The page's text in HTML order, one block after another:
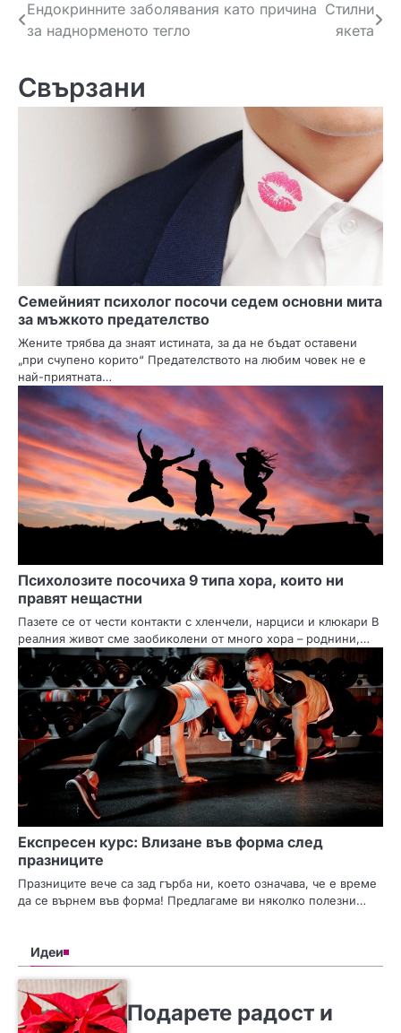
Навигация
Ендокринните заболявания като причина
за наднорменото тегло
Стилни
якета
Свързани
Семейният психолог посочи седем основни мита
за мъжкото предателство
Жените трябва да знаят истината, за да не бъдат оставени
„при счупено корито“ Предателството на любим човек не е
най-приятната…
Психолозите посочиха 9 типа хора, които ни
правят нещастни
Пазете се от чести контакти с хленчели, нарциси и клюкари В
реалния живот сме заобиколени от много хора – роднини,…
Експресен курс: Влизане във форма след
празниците
Празниците вече са зад гърба ни, което означава, че е време
да се върнем във форма! Предлагаме ви няколко полезни…
Идеи
Подарете радост и